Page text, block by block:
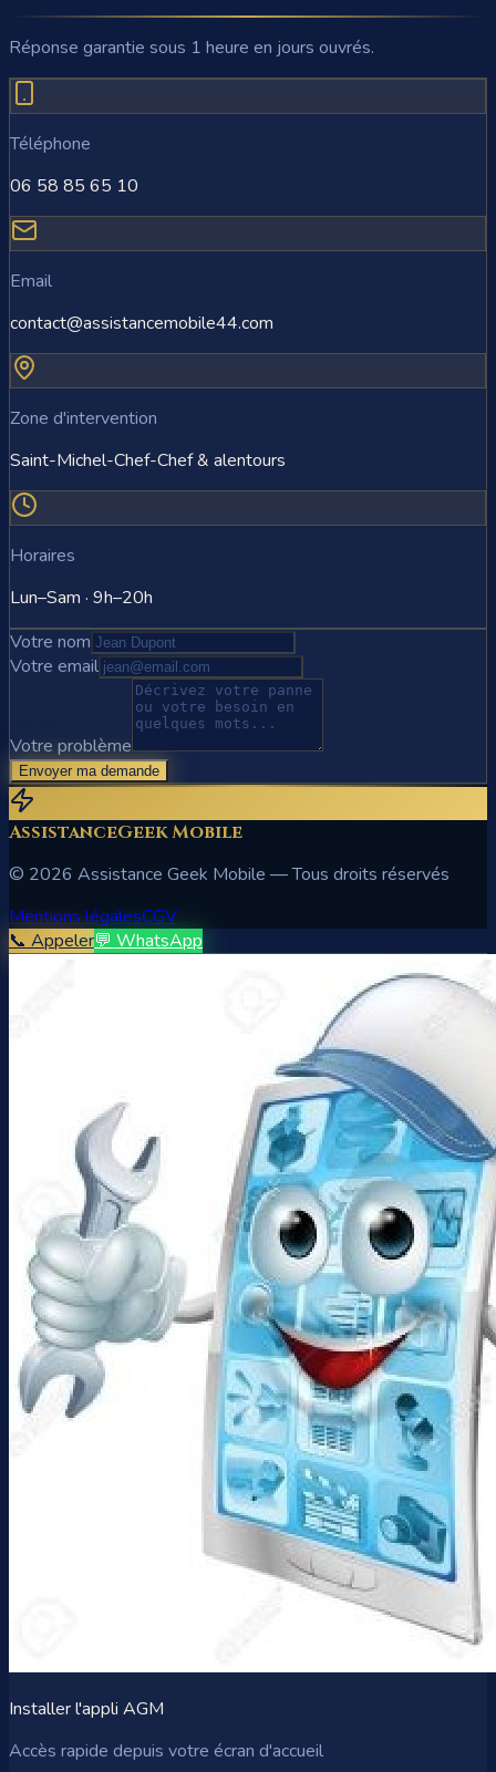
Réponse garantie sous 1 heure en jours ouvrés.
Téléphone
06 58 85 65 10
Email
contact@assistancemobile44.com
Zone d'intervention
Saint-Michel-Chef-Chef & alentours
Horaires
Lun–Sam · 9h–20h
Votre nom
Votre email
Votre problème
Envoyer ma demande
AssistanceGeek Mobile
© 2026 Assistance Geek Mobile — Tous droits réservés
Mentions légalesCGV
📞 Appeler💬 WhatsApp
Installer l'appli AGM
Accès rapide depuis votre écran d'accueil